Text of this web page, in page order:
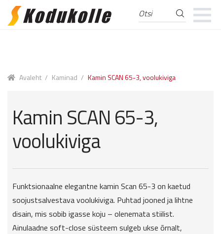
Skip
Skip
Otsi:
Avaleht / Kaminad / Kamin SCAN 65-3, voolukiviga
Kamin SCAN 65-3,
voolukiviga
Funktsionaalne elegantne kamin Scan 65-3 on kaetud
soojustsalvestava voolukiviga. Puhtad jooned ja lihtne
disain, mis sobib igasse koju – olenemata stiilist.
Ainulaadne soft-close süsteem sulgeb ukse õrnalt,